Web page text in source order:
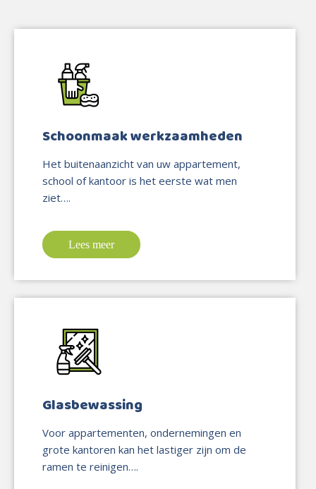
Schoonmaak werkzaamheden
Het buitenaanzicht van uw appartement,
school of kantoor is het eerste wat men
ziet….
Lees meer
Glasbewassing
Voor appartementen, ondernemingen en
grote kantoren kan het lastiger zijn om de
ramen te reinigen….